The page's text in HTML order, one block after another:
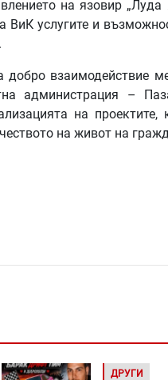
на язовир „Луда
ВиК услугите и
взаимодействие
администрация –
на проектите,
на живот на
ДРУГИ